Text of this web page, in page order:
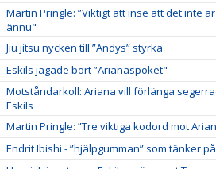
Martin Pringle: ”Viktigt att inse att det inte
ännu"
Jiu jitsu nycken till ”Andys” styrka
Eskils jagade bort ”Arianaspöket"
Motståndarkoll: Ariana vill förlänga
Eskils
Martin Pringle: ”Tre viktiga kodord mot
Endrit Ibishi - ”hjälpgumman” som tänker